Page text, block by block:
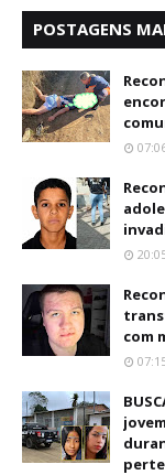
POSTAGENS
com